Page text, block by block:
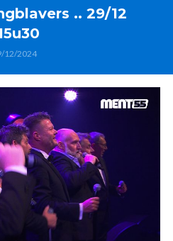
.. 29/12
12/2024